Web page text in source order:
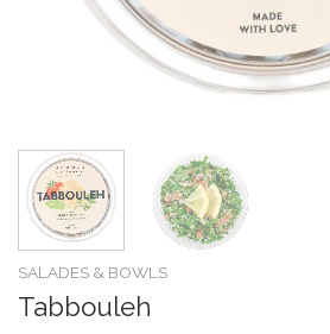
SALADES & BOWLS
Tabbouleh